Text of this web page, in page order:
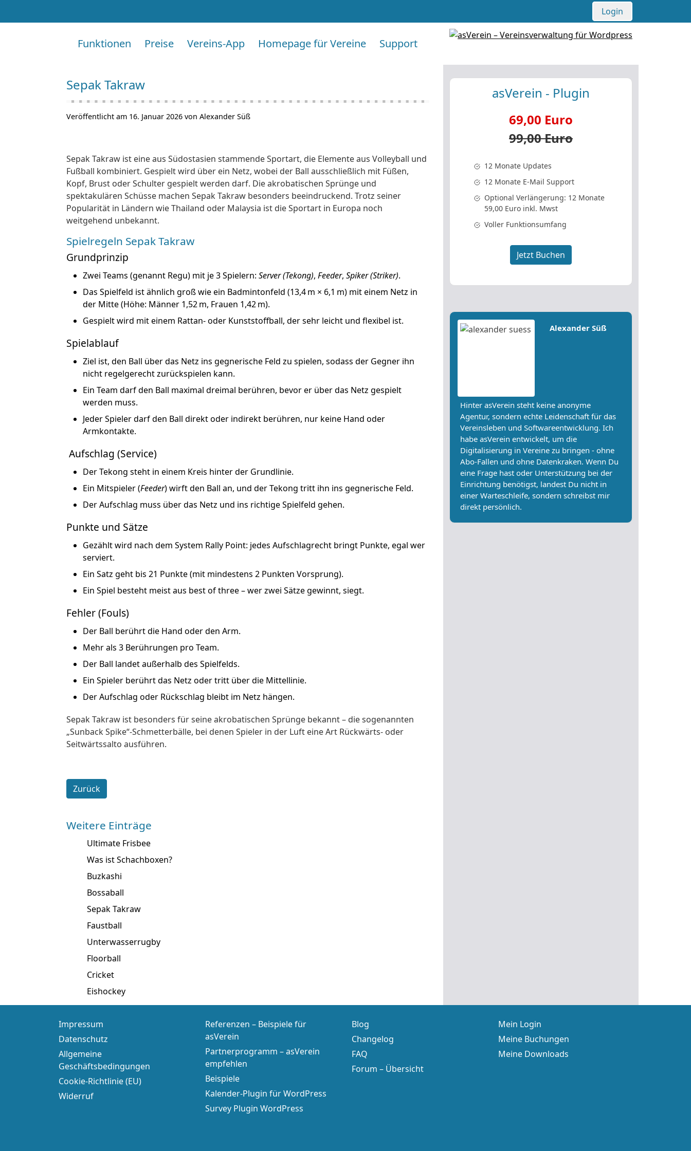
Login
Funktionen Preise Vereins-App Homepage für Vereine Support
Sepak Takraw
Veröffentlicht am 16. Januar 2026 von Alexander Süß
Sepak Takraw ist eine aus Südostasien stammende Sportart, die Elemente aus Volleyball und
Fußball kombiniert. Gespielt wird über ein Netz, wobei der Ball ausschließlich mit Füßen,
Kopf, Brust oder Schulter gespielt werden darf. Die akrobatischen Sprünge und
spektakulären Schüsse machen Sepak Takraw besonders beeindruckend. Trotz seiner
Popularität in Ländern wie Thailand oder Malaysia ist die Sportart in Europa noch
weitgehend unbekannt.
Spielregeln Sepak Takraw
Grundprinzip
Zwei Teams (genannt Regu) mit je3 Spielern: Server (Tekong), Feeder, Spiker (Striker).
Das Spielfeld ist ähnlich groß wie ein Badmintonfeld (13,4 m × 6,1 m) mit einem Netz in
der Mitte (Höhe: Männer 1,52 m, Frauen 1,42 m).
Gespielt wird mit einem Rattan- oder Kunststoffball, der sehr leicht und flexibel ist.
Spielablauf
Ziel ist, den Ball über das Netz ins gegnerische Feld zu spielen, sodass der Gegner ihn
nicht regelgerecht zurückspielen kann.
Ein Team darf den Ball maximal dreimal berühren, bevor er über das Netz gespielt
werden muss.
Jeder Spieler darf den Ball direkt oder indirekt berühren, nur keine Hand oder
Armkontakte.
Aufschlag (Service)
DerTekong steht in einem Kreis hinter der Grundlinie.
Ein Mitspieler (Feeder) wirft den Ball an, und der Tekong tritt ihn ins gegnerische Feld.
Der Aufschlag muss über das Netz und ins richtige Spielfeld gehen.
Punkte und Sätze
Gezählt wird nach dem System Rally Point: jedes Aufschlagrecht bringt Punkte, egal wer
serviert.
Ein Satz geht bis 21 Punkte(mit mindestens 2 Punkten Vorsprung).
Ein Spiel besteht meist aus best of three– wer zwei Sätze gewinnt, siegt.
Fehler (Fouls)
Der Ball berührt die Hand oder den Arm.
Mehr als 3 Berührungen pro Team.
Der Ball landet außerhalb des Spielfelds.
Ein Spieler berührt das Netz odertritt über die Mittellinie.
Der Aufschlag oder Rückschlag bleibt im Netz hängen.
Sepak Takraw ist besonders für seine akrobatischen Sprünge bekannt – die sogenannten
„Sunback Spike“-Schmetterbälle, bei denen Spieler in der Luft eine Art Rückwärts- oder
Seitwärtssalto ausführen.
Zurück
Weitere Einträge
Ultimate Frisbee
Was ist Schachboxen?
Buzkashi
Bossaball
Sepak Takraw
Faustball
Unterwasserrugby
Floorball
Cricket
Eishockey
asVerein - Plugin
69,00 Euro
99,00 Euro
12 Monate Updates
12 Monate E-Mail Support
Optional Verlängerung: 12 Monate
59,00 Euro inkl. Mwst
Voller Funktionsumfang
Jetzt Buchen
Alexander Süß
Hinter asVerein steht keine anonyme
Agentur, sondern echte Leidenschaft für das
Vereinsleben und Softwareentwicklung. Ich
habe asVerein entwickelt, um die
Digitalisierung in Vereine zu bringen - ohne
Abo-Fallen und ohne Datenkraken. Wenn Du
eine Frage hast oder Unterstützung bei der
Einrichtung benötigst, landest Du nicht in
einer Warteschleife, sondern schreibst mir
direkt persönlich.
Impressum
Datenschutz
Allgemeine
Geschäftsbedingungen
Cookie-Richtlinie (EU)
Widerruf
Referenzen – Beispiele für
asVerein
Partnerprogramm – asVerein
empfehlen
Beispiele
Kalender-Plugin für WordPress
Survey Plugin WordPress
Blog
Changelog
FAQ
Forum – Übersicht
Mein Login
Meine Buchungen
Meine Downloads